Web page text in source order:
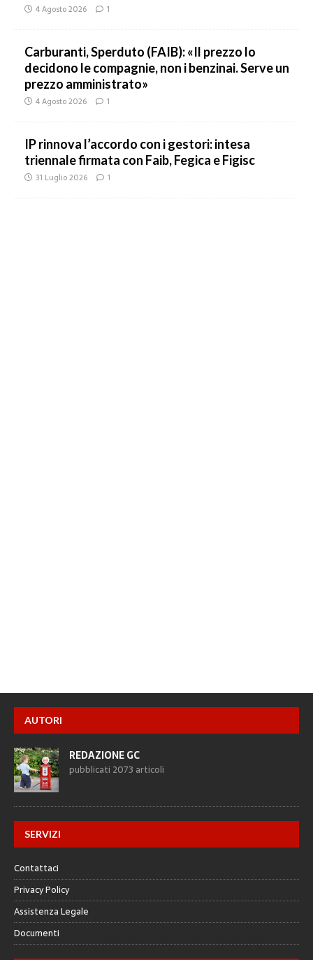
4 Agosto 2026 1
Carburanti, Sperduto (FAIB): «Il prezzo lo
decidono le compagnie, non i benzinai. Serve un
prezzo amministrato»
4 Agosto 2026 1
IP rinnova l’accordo con i gestori: intesa
triennale firmata con Faib, Fegica e Figisc
31 Luglio 2026 1
AUTORI
REDAZIONE GC
pubblicati 2073 articoli
SERVIZI
Contattaci
Privacy Policy
Assistenza Legale
Documenti